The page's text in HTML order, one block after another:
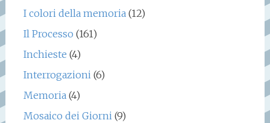
I colori della memoria(12)
Il Processo (161)
Inchieste (4)
Interrogazioni(6)
Memoria(4)
Mosaico dei Giorni(9)